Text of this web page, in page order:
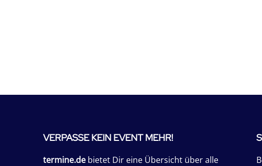
VERPASSE KEIN EVENT MEHR!
termine.de bietet Dir eine Übersicht über alle